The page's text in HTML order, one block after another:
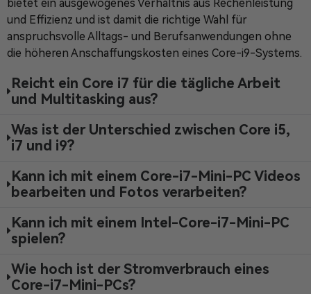
bietet ein ausgewogenes Verhältnis aus Rechenleistung
und Effizienz und ist damit die richtige Wahl für
anspruchsvolle Alltags- und Berufsanwendungen ohne
die höheren Anschaffungskosten eines Core-i9-Systems.
Reicht ein Core i7 für die tägliche Arbeit
und Multitasking aus?
Was ist der Unterschied zwischen Core i5,
i7 und i9?
Kann ich mit einem Core-i7-Mini-PC Videos
bearbeiten und Fotos verarbeiten?
Kann ich mit einem Intel-Core-i7-Mini-PC
spielen?
Wie hoch ist der Stromverbrauch eines
Core-i7-Mini-PCs?